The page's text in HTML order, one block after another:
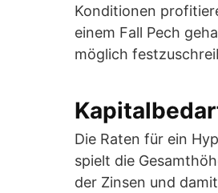
Konditionen
einem Fall Pech
möglich
Die Raten für ein
spielt die
der Zinsen und